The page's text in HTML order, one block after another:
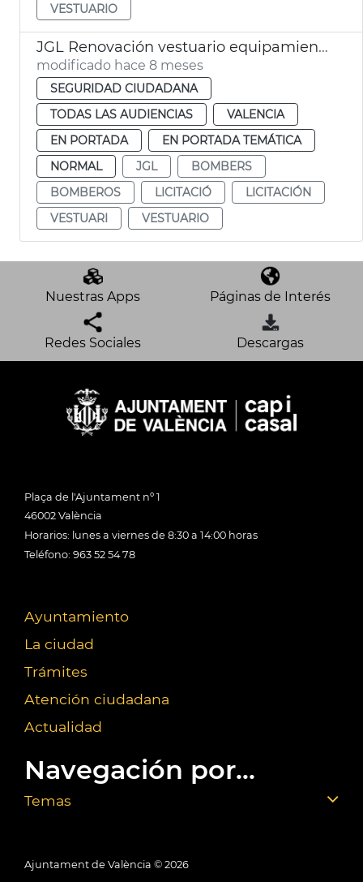
VESTUARIO
JGL Renovación vestuario equipamiento Bomberos València
modificado hace 8 meses
SEGURIDAD CIUDADANA
TODAS LAS AUDIENCIAS
VALENCIA
EN PORTADA
EN PORTADA TEMÁTICA
NORMAL
JGL
BOMBERS
BOMBEROS
LICITACIÓ
LICITACIÓN
VESTUARI
VESTUARIO
Nuestras Apps Páginas de Interés
Redes Sociales Descargas
Plaça de l'Ajuntament nº 1
46002 València
Horarios: lunes a viernes de 8:30 a 14:00 horas
Teléfono: 963 52 54 78
Ayuntamiento
La ciudad
Trámites
Atención ciudadana
Actualidad
Navegación por...
Temas
Ajuntament de València © 2026